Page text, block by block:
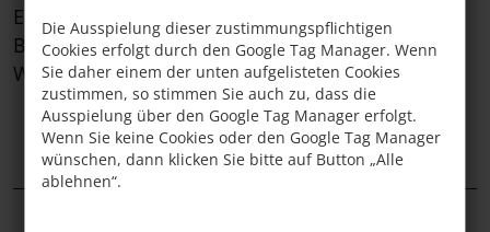
Die Ausspielung dieser zustimmungspflichtigen
Cookies erfolgt durch den Google Tag Manager. Wenn
Sie daher einem der unten aufgelisteten Cookies
zustimmen, so stimmen Sie auch zu, dass die
Ausspielung über den Google Tag Manager erfolgt.
Wenn Sie keine Cookies oder den Google Tag Manager
wünschen, dann klicken Sie bitte auf Button „Alle
ablehnen“.
Eine
große Terrasse sowie ein Westbalkon
Blick auf die umliegende Bergwelt runden das
Wohngefühl im Appartement Schönjoch ab.
Jetzt Urlaub
buchen
Unverbindlich
anfragen